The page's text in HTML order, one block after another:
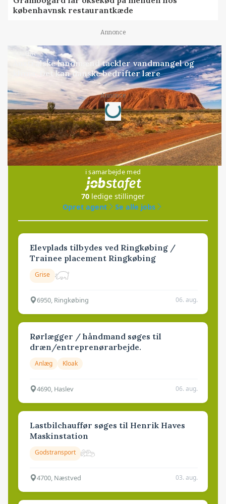
københavnsk restaurantkæde
Annonce
KULTUR
Australske landmænd tackler vandmangel og
klima: Det kan danske bedrifter lære
Annonce
Loading...
Jobs
i samarbejde med
70 ledige stillinger
Opret agent
Se alle jobs
Elevplads tilbydes ved Ringkøbing /
Trainee placement Ringkøbing
Grise
6950, Ringkøbing 06. aug.
Rørlægger / håndmand søges til
dræn/entreprenørarbejde.
Anlæg Kloak
4690, Haslev 06. aug.
Lastbilchauffør søges til Henrik Haves
Maskinstation
Godstransport
4700, Næstved 03. aug.